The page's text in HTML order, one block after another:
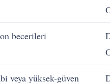
becerileri
veya yüksek-güven